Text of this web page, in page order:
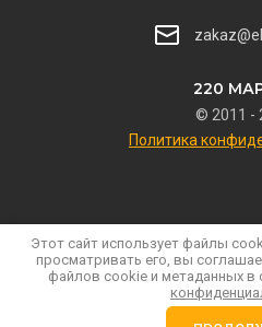
220
© 2011 -
Политика
Сайт разработан
Этот сайт использует файлы
просматривать его, вы
файлов cookie и метаданных в